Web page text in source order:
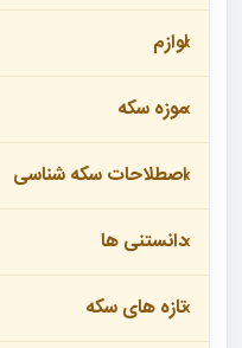
لوازم
موزه سکه
اصطلاحات سکه شناسی
دانستنی ها
تازه های سکه